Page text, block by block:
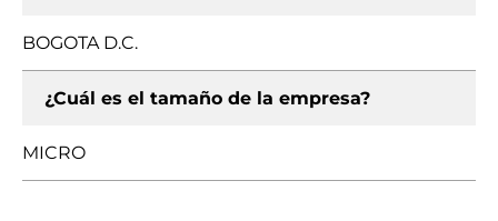
BOGOTA D.C.
¿Cuál es el tamaño de la empresa?
MICRO